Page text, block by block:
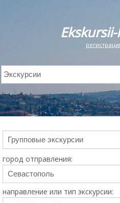
город отправления:
направление или тип экскурсии: